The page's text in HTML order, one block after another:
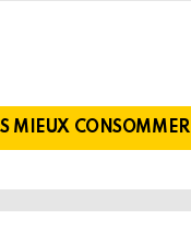
MIEUX CONSOMMER